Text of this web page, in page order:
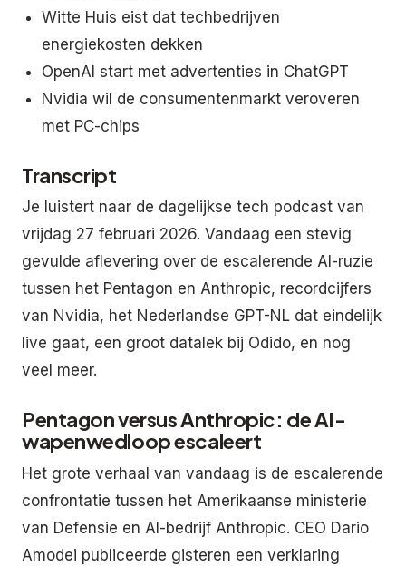
Witte Huis eist dat techbedrijven
energiekosten dekken
OpenAI start met advertenties in ChatGPT
Nvidia wil de consumentenmarkt veroveren
met PC-chips
Transcript
Je luistert naar de dagelijkse tech podcast van
vrijdag 27 februari 2026. Vandaag een stevig
gevulde aflevering over de escalerende AI-ruzie
tussen het Pentagon en Anthropic, recordcijfers
van Nvidia, het Nederlandse GPT-NL dat eindelijk
live gaat, een groot datalek bij Odido, en nog
veel meer.
Pentagon versus Anthropic: de AI-
wapenwedloop escaleert
Het grote verhaal van vandaag is de escalerende
confrontatie tussen het Amerikaanse ministerie
van Defensie en AI-bedrijf Anthropic. CEO Dario
Amodei publiceerde gisteren een verklaring